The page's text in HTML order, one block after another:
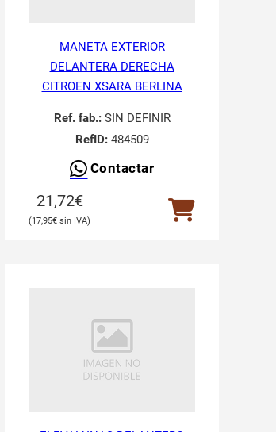
MANETA EXTERIOR
DELANTERA DERECHA
CITROEN XSARA BERLINA
Ref. fab.:SIN DEFINIR
RefID:484509
Contactar
21,72€
17,95€